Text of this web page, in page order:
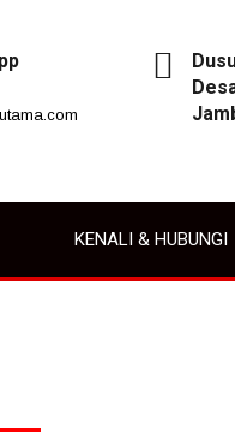
KENALI & HUBUNGI